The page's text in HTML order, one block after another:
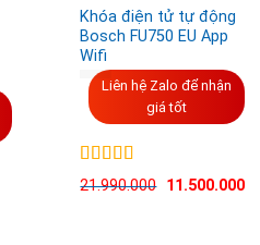
Khóa điện tử tự động
Bosch FU750 EU App
Wifi
Liên hệ Zalo để nhận
giá tốt
Được xếp
hạng 5.00 5
21.990.000 11.500.000